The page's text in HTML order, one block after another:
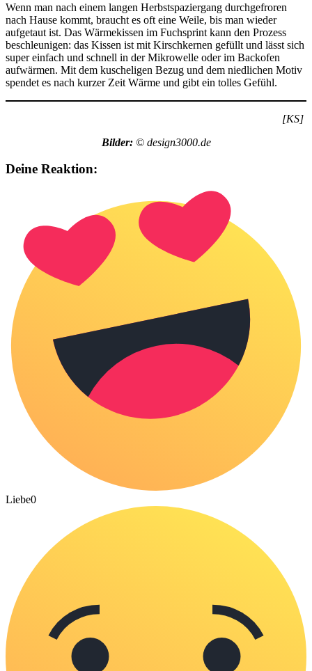
Wenn man nach einem langen Herbstspaziergang durchgefroren
nach Hause kommt, braucht es oft eine Weile, bis man wieder
aufgetaut ist. Das Wärmekissen im Fuchsprint kann den Prozess
beschleunigen: das Kissen ist mit Kirschkernen gefüllt und lässt sich
super einfach und schnell in der Mikrowelle oder im Backofen
aufwärmen. Mit dem kuscheligen Bezug und dem niedlichen Motiv
spendet es nach kurzer Zeit Wärme und gibt ein tolles Gefühl.
[KS]
Bilder:© design3000.de
Deine Reaktion:
Liebe0